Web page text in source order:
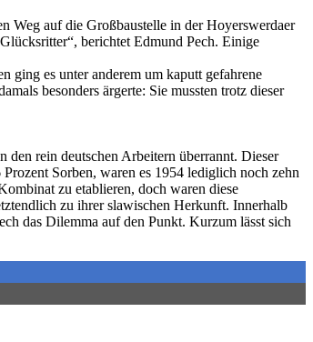
Weg auf die Großbaustelle in der Hoyerswerdaer
berichtet Edmund Pech. Einige
ging es unter anderem um kaputt gefahrene
besonders ärgerte: Sie mussten trotz dieser
den rein deutschen Arbeitern überrannt. Dieser
Sorben, waren es 1954 lediglich noch zehn
zu etablieren, doch waren diese
zu ihrer slawischen Herkunft. Innerhalb
das Dilemma auf den Punkt. Kurzum lässt sich